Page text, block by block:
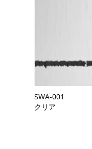
SWA-001
クリア